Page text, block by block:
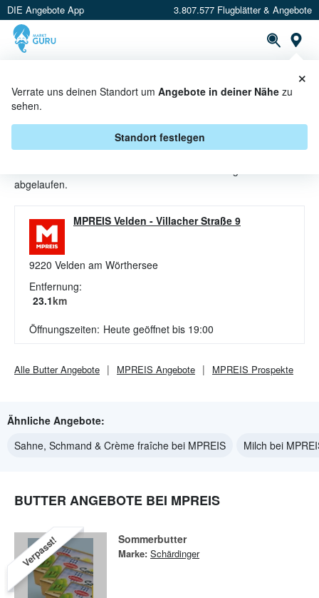
DIE Angebote App 3.807.577 Flugblätter & Angebote
Verrate uns deinen Standort um Angebote in deiner Nähe zu
sehen.
Standort festlegen
×
BUTTER ANGEBOTE & AKTIONEN
abgelaufen.
MPREIS Velden - Villacher Straße 9
9220 Velden am Wörthersee
Entfernung:
23.1km
Öffnungszeiten: Heute geöffnet bis 19:00
Alle ButterAngebote MPREIS Angebote MPREIS Prospekte
Ähnliche Angebote:
Sahne, Schmand & Crème fraîche bei MPREIS
Milch bei
BUTTER ANGEBOTE BEI MPREIS
Verpasst! Sommerbutter
Marke: Schärdinger